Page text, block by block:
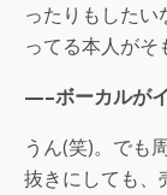
ったりもした
ってる本人がそ
—–ボーカルが
うん(笑)。でも
抜きにしても、